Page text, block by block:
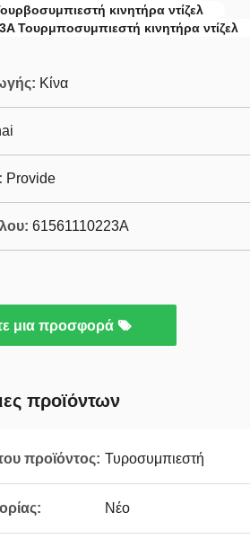
κινητήρα ντίζελ
Τουρμποσυμπιεστή κινητήρα ντίζελ
Κίνα
Provide
61561110223Α
μια προσφορά
προϊόντων
προϊόντος: Τυροσυμπιεστή
Νέο